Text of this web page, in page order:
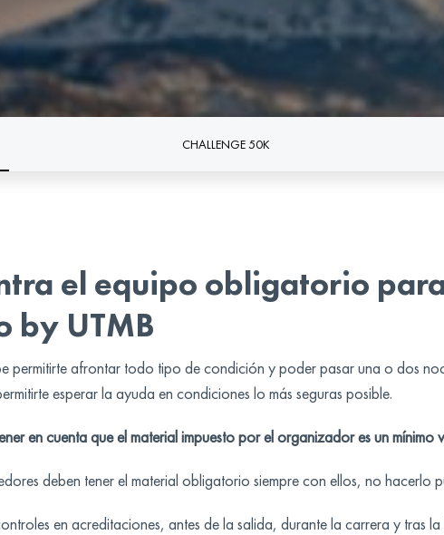
CHALLENGE 50K
el equipo obligatorio
by UTMB
permitirte afrontar todo tipo de condición y poder pasar una o dos
esperar la ayuda en condiciones lo más seguras posible.
en cuenta que el material impuesto por el organizador es un
deben tener el material obligatorio siempre con ellos, no hacerlo
en acreditaciones, antes de la salida, durante la carrera y tras